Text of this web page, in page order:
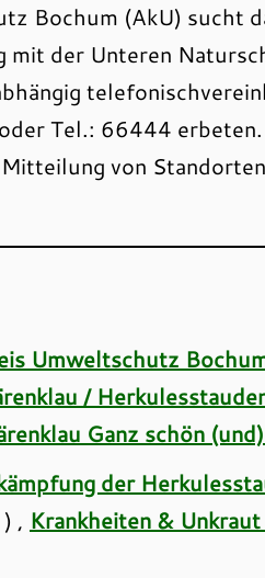
Bochum (AkU) sucht
mit der Unteren
Tel.: 66444 erbeten.
von
Umweltschutz
/
Ganz schön
der
, Krankheiten &